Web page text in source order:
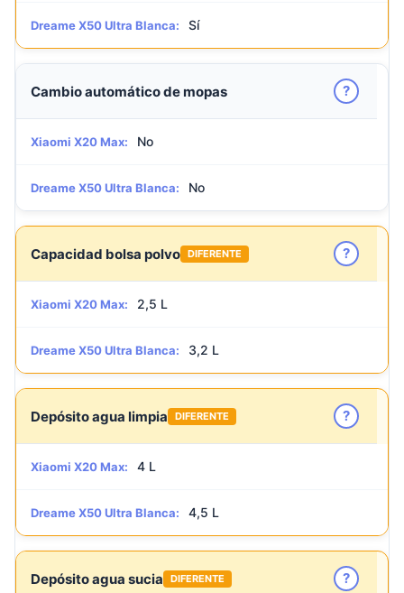
Dreame X50 Ultra Blanca: Sí
Cambio automático de mopas ?
Xiaomi X20 Max: No
Dreame X50 Ultra Blanca: No
Capacidad bolsa polvo DIFERENTE ?
Xiaomi X20 Max: 2,5 L
Dreame X50 Ultra Blanca: 3,2 L
Depósito agua limpia DIFERENTE ?
Xiaomi X20 Max: 4 L
Dreame X50 Ultra Blanca: 4,5 L
Depósito agua sucia DIFERENTE ?